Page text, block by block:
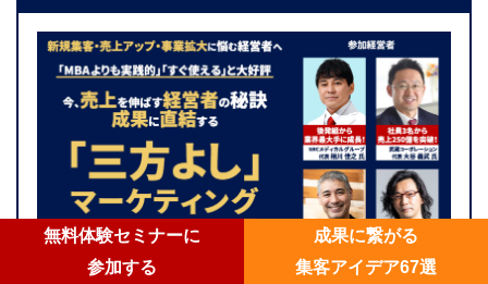
無料体験セミナーに
参加する
成果に繋がる
集客アイデア67選